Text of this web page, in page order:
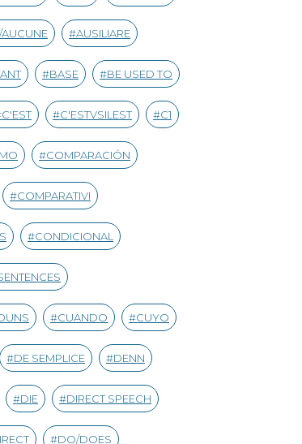
AUSILIARE
BASE BE USED TO
C'EST C'ESTVSILEST C1
COMPARACIÓN
COMPARATIVI
CONDICIONAL
CUANDO CUYO
DE SEMPLICE DENN
DIE DIRECT SPEECH
DO/DOES